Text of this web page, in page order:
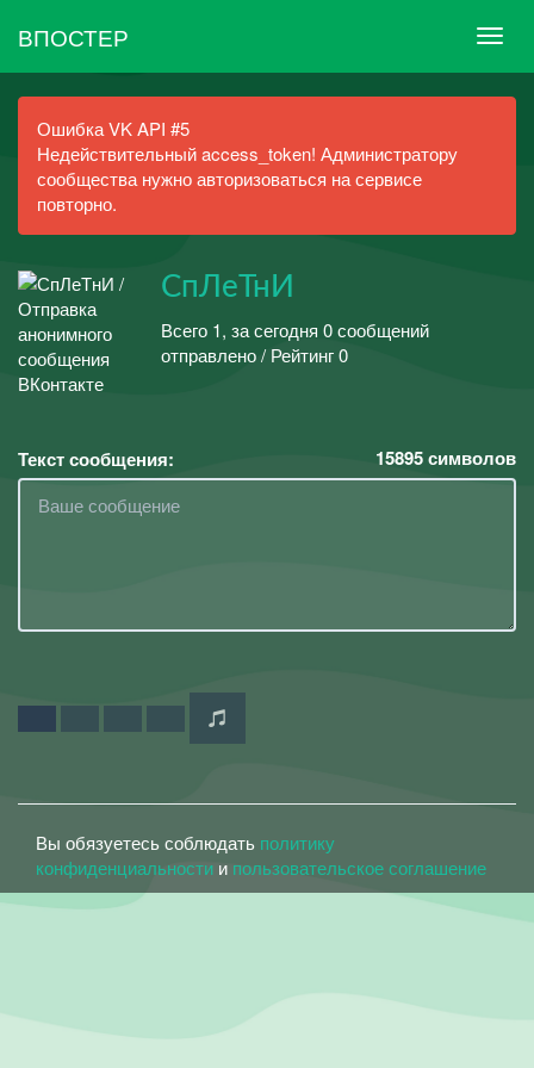
ВПОСТЕР
Ошибка VK API #5
Недействительный access_token! Администратору
сообщества нужно авторизоваться на сервисе
повторно.
СпЛеТнИ
Всего 1, за сегодня 0 сообщений
отправлено / Рейтинг 0
Текст сообщения: 15895символов
Вы обязуетесь соблюдать политику
конфиденциальности и пользовательское соглашение